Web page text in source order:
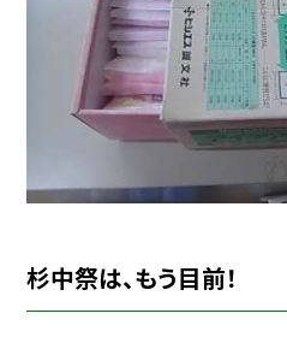
杉中祭は、もう目前！